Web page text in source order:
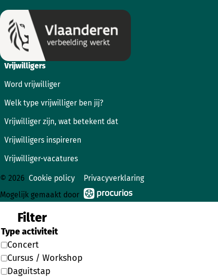
Vrijwilligers
Word vrijwilliger
Welk type vrijwilliger ben jij?
Vrijwilliger zijn, wat betekent dat
Vrijwilligers inspireren
Vrijwilliger-vacatures
© 2026 Cookie policy
Privacyverklaring
Mogelijk gemaakt door
Filter
Type activiteit
Concert
Cursus / Workshop
Daguitstap